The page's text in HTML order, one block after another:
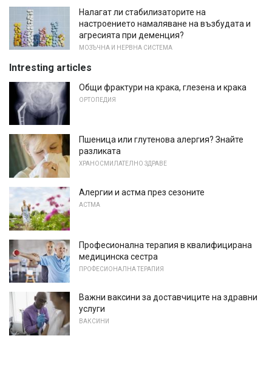
Налагат ли стабилизаторите на
настроението намаляване на възбудата и
агресията при деменция?
МОЗЪЧНА И НЕРВНА СИСТЕМА
Intresting articles
Общи фрактури на крака, глезена и крака
ОРТОПЕДИЯ
Пшеница или глутенова алергия? Знайте
разликата
ХРАНОСМИЛАТЕЛНО ЗДРАВЕ
Алергии и астма през сезоните
АСТМА
Професионална терапия в квалифицирана
медицинска сестра
ПРОФЕСИОНАЛНА ТЕРАПИЯ
Важни ваксини за доставчиците на здравни
услуги
ВАКСИНИ